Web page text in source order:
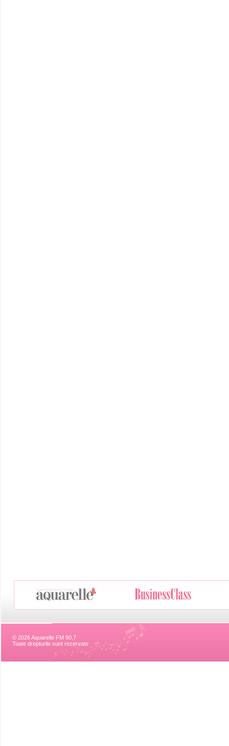
© 2026 Aquarelle FM 90,7
Toate drepturile sunt rezervate